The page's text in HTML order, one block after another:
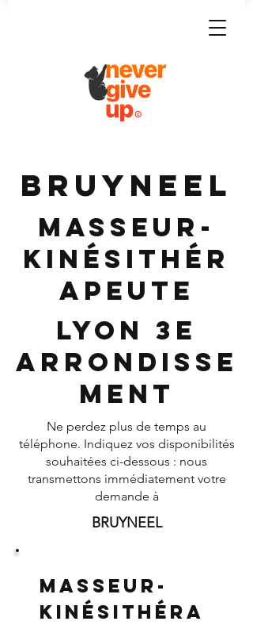
BRUYNEEL
Masseur-
Kinésithér
apeute
Lyon 3e
Arrondisse
ment
Ne perdez plus de temps au
téléphone. Indiquez vos disponibilités
souhaitées ci-dessous : nous
transmettons immédiatement votre
demande à
BRUYNEEL
Masseur-
Kinésithéra